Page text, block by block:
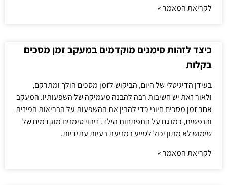
לקריאת המאמר »
כיצד לזהות סימנים מוקדמים במעקב זמן מסכים
בקלות
בעידן הדיגיטלי של היום, הביקוש לזמן מסכים הולך ומתרקם,
ולאור זאת יש חשיבות רבה להבנה מעמיקה של השפעותיו. המעקב
אחר זמן מסכים חיוני כדי להבין את ההשפעות על הבריאות הפיזית
והנפשית, כמו גם על התפתחות הילד. זיהוי סימנים מוקדמים של
שימוש לא מתון יכול לסייע במניעת בעיות עתידיות.
לקריאת המאמר »